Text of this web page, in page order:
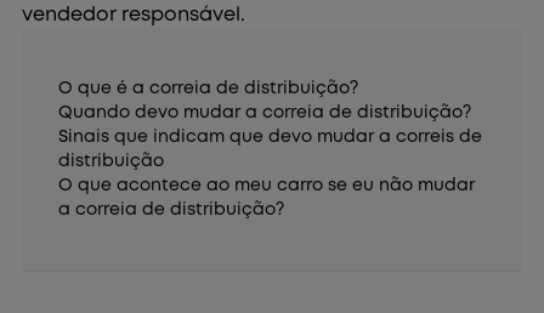
vendedor responsável.
O que é a correia de distribuição?
Quando devo mudar a correia de distribuição?
Sinais que indicam que devo mudar a correis de
distribuição
O que acontece ao meu carro se eu não mudar
a correia de distribuição?